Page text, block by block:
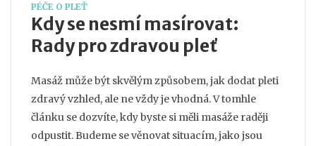
PÉČE O PLEŤ
Kdy se nesmí masírovat:
Rady pro zdravou pleť
Masáž může být skvělým způsobem, jak dodat pleti
zdravý vzhled, ale ne vždy je vhodná. V tomhle
článku se dozvíte, kdy byste si měli masáže raději
odpustit. Budeme se věnovat situacím, jako jsou